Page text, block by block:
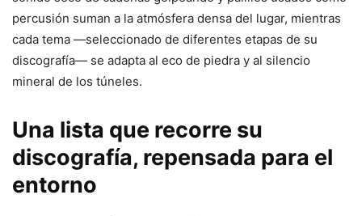
percusión suman a la atmósfera densa del lugar, mientras
cada tema —seleccionado de diferentes etapas de su
discografía— se adapta al eco de piedra y al silencio
mineral de los túneles.
Una lista que recorre su
discografía, repensada para el
entorno